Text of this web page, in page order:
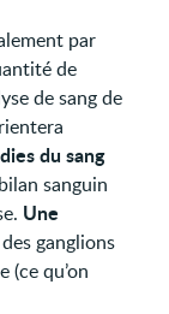
par
de
de sang de
du sang
sanguin
Une
ganglions
(ce qu’on